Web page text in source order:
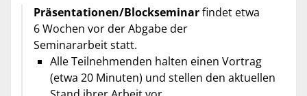
Präsentationen/Blockseminarfindet etwa
6 Wochen vor der Abgabe der
Seminararbeit statt.
Alle Teilnehmenden halten einen Vortrag
(etwa 20 Minuten) und stellen den aktuellen